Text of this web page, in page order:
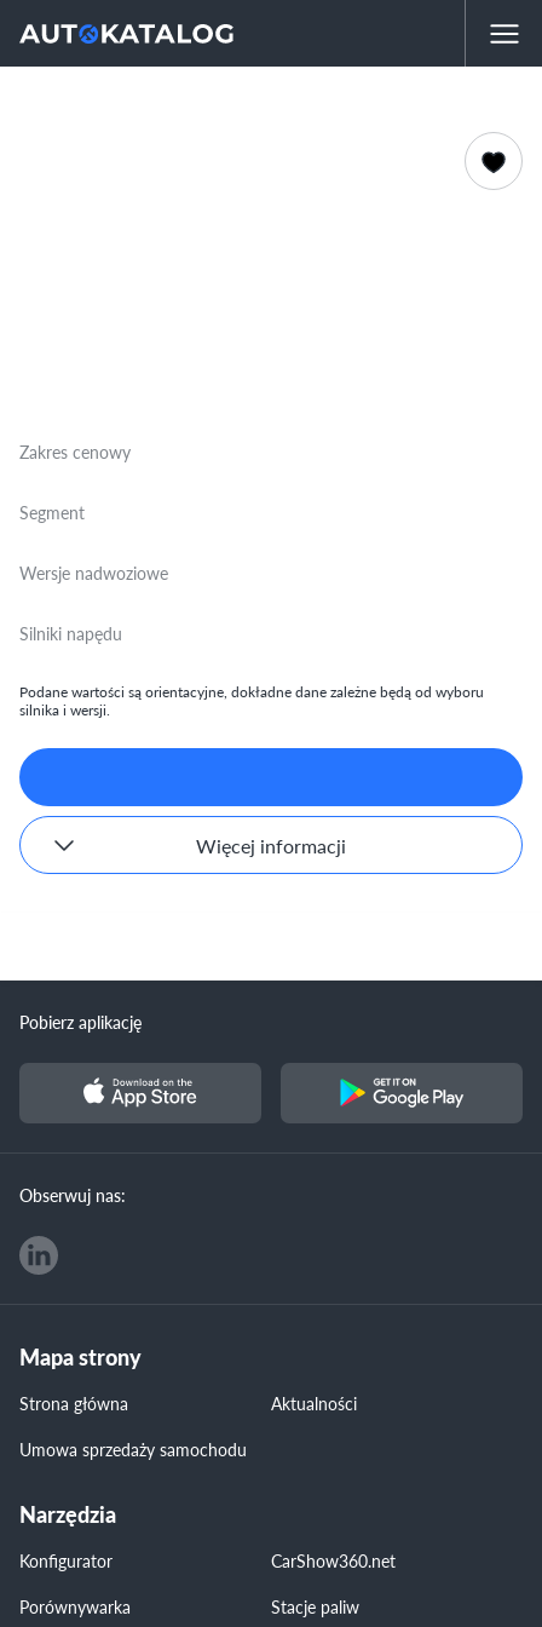
Zakres cenowy
Segment
Wersje nadwoziowe
Silniki napędu
Podane wartości są orientacyjne, dokładne dane zależne będą od wyboru
silnika i wersji.
Więcej informacji
Pobierz aplikację
Obserwuj nas:
Mapa strony
Strona główna
Aktualności
Umowa sprzedaży samochodu
Narzędzia
Konfigurator
CarShow360.net
Porównywarka
Stacje paliw